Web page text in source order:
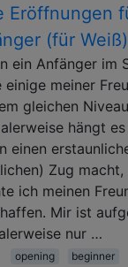
Eröffnungen
(für Weiß)
ein Anfänger im
einige meiner
gleichen
hängt
einen
Zug
ich meinen
Mir ist
nur …
opening beginner